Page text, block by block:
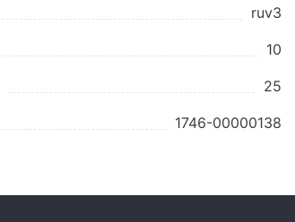
ruv3
10
25
1746-00000138